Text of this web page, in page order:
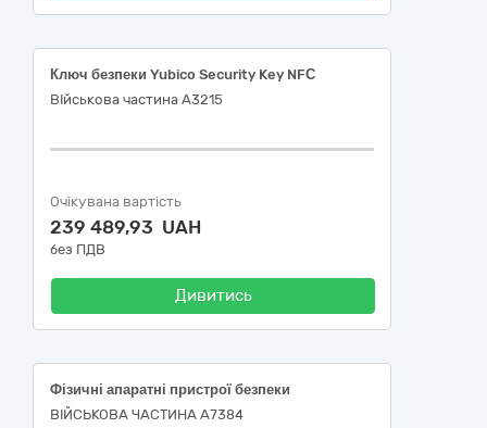
Ключ безпеки Yubico Security Key NFС
ВІйськова частина А3215
Очікувана вартість
239 489,93 UAH
без ПДВ
Дивитись
Фізичні апаратні пристрої безпеки
ВІЙСЬКОВА ЧАСТИНА А7384